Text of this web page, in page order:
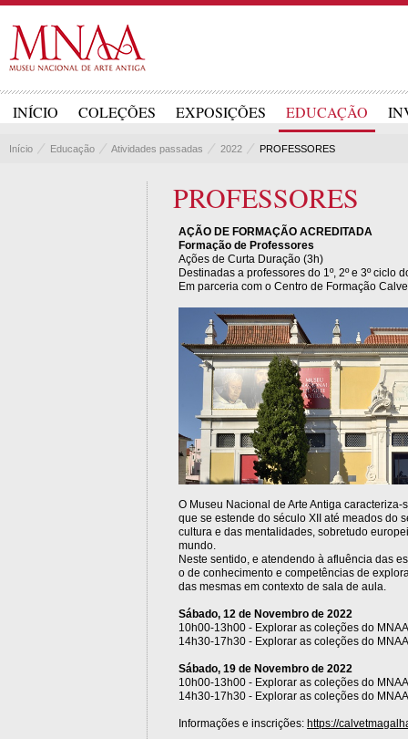
INÍCIO COLEÇÕES EXPOSIÇÕES EDUCAÇÃO
Início Educação Atividades passadas 2022 PROFESSORES
PROFESSORES
AÇÃO DE FORMAÇÃO ACREDITADA
Formação de Professores
Ações de Curta Duração (3h)
Destinadas a professores do 1º, 2º e 3º
Em parceria com o Centro de Formação
O Museu Nacional de Arte Antiga
que se estende do século XII até meados do
cultura e das mentalidades, sobretudo
mundo.
Neste sentido, e atendendo à afluência das
o de conhecimento e competências de
das mesmas em contexto de sala de aula.
Sábado, 12 de Novembro de 2022
10h00-13h00 - Explorar as coleções do
14h30-17h30 - Explorar as coleções do
Sábado, 19 de Novembro de 2022
10h00-13h00 - Explorar as coleções do
14h30-17h30 - Explorar as coleções do
Informações e inscrições: https://